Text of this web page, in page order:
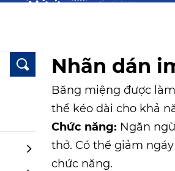
Nhãn dán
Băng miệng được
thể kéo dài cho khả
Chức năng: Ngăn
thở. Có thể giảm
chức năng.